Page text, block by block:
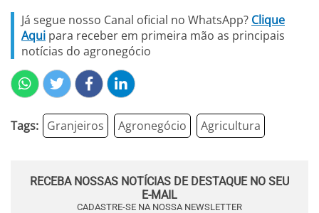
Já segue nosso Canal oficial no WhatsApp? Clique
Aqui para receber em primeira mão as principais
notícias do agronegócio
Tags: Granjeiros Agronegócio Agricultura
RECEBA NOSSAS NOTÍCIAS DE DESTAQUE NO SEU
E-MAIL
CADASTRE-SE NA NOSSA NEWSLETTER